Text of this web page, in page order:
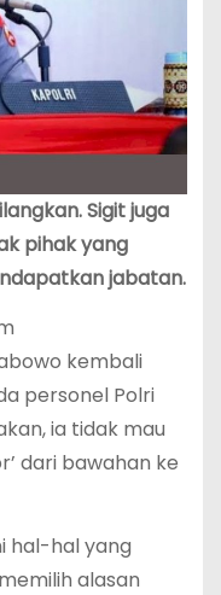
Sigit juga
pihak yang
jabatan.
kembali
personel Polri
ia tidak mau
dari bawahan ke
hal-hal yang
alasan